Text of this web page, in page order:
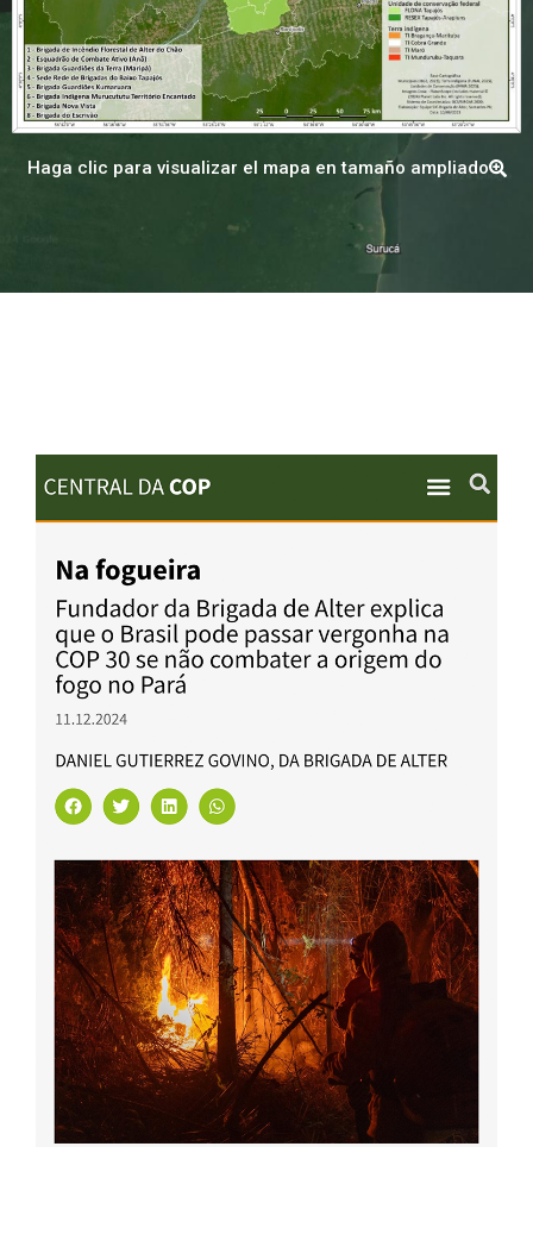
Haga clic para visualizar el mapa en tamaño ampliado